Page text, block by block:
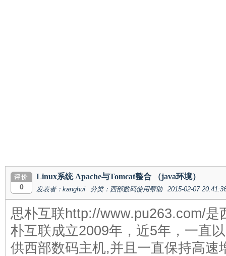
0
Linux系统 Apache与Tomcat整合 （java环境）
发表者：kanghui 分类：西部数码使用帮助 2015-02-07
思朴互联http://www.pu263.com/是
朴互联成立2009年，近5年，一直
供西部数码主机,并且一直保持高速